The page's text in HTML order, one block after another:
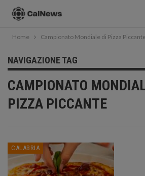
Home Campionato Mondiale di Pizza Piccante
NAVIGAZIONE TAG
CAMPIONATO
PIZZA PICCANTE
CALABRIA